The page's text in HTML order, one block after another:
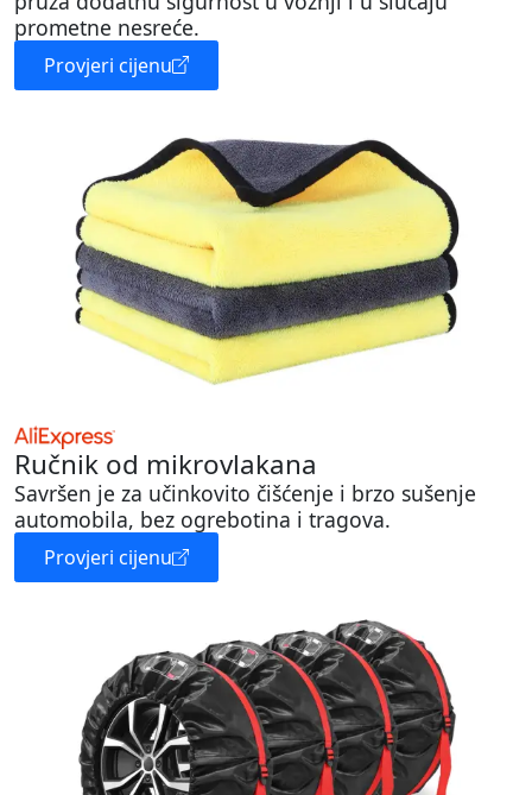
prometne nesreće.
Provjeri cijenu
Ručnik od mikrovlakana
Savršen je za učinkovito čišćenje i brzo sušenje
automobila, bez ogrebotina i tragova.
Provjeri cijenu